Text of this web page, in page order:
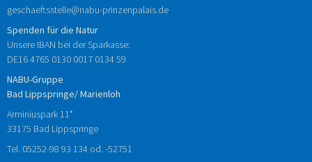
geschaeftsstelle@nabu-prinzenpalais.de
Spenden für die Natur
Unsere IBAN bei der Sparkasse:
DE16 4765 0130 0017 0134 59
NABU-Gruppe
Bad Lippspringe/ Marienloh
Arminiuspark 11*
33175 Bad Lippspringe
Tel. 05252-98 93 134 od. -52751